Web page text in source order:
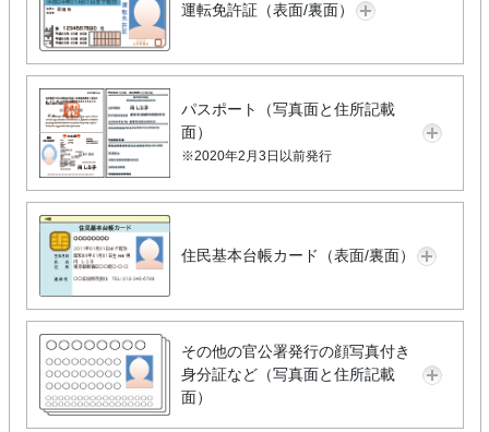
運転免許証（表面/裏面）
パスポート（写真面と住所記載
面）
※2020年2月3日以前発行
住民基本台帳カード（表面/裏面）
その他の官公署発行の顔写真付き
身分証など（写真面と住所記載
面）